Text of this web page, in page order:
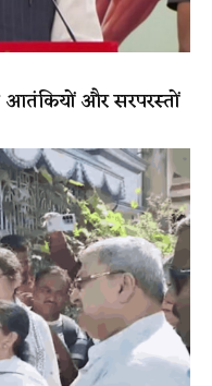
आतंकियों और सरपरस्तों